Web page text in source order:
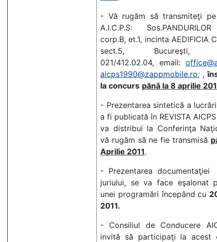
- Vă rugăm să transmiteţi
A.I.C.P.S:
corp.B, et.1, incinta AEDIFICIA
sect.5, Bucureşti,
021/412.02.04, email:
aicps1990@zappmobile.ro; ,
la concurs pănâ la 8 aprilie
- Prezentarea sintetică a
a fi publicată în REVISTA
va distribui la Conferinţa
vă rugăm să ne fie transmisă
Aprilie 2011.
- Prezentarea
juriului, se va face eşalonat
unei programări începând cu
2011.
- Consiliul de Conducere
invită să participaţi la acest